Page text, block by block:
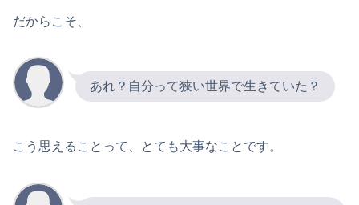
だからこそ、
あれ？自分って狭い世界で生きていた？
こう思えることって、とても大事なことです。